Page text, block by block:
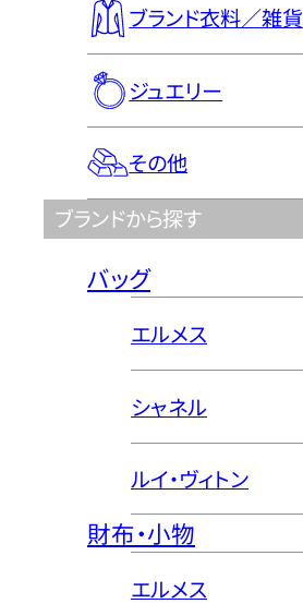
ブランド衣料／雑貨
ジュエリー
その他
ブランドから探す
バッグ
エルメス
シャネル
ルイ・ヴィトン
財布・小物
エルメス